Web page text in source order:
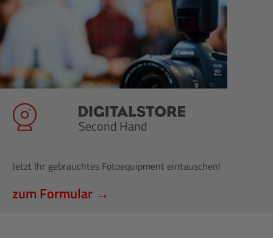
Second Hand
Jetzt Ihr gebrauchtes Fotoequipment eintauschen!
zum Formular →